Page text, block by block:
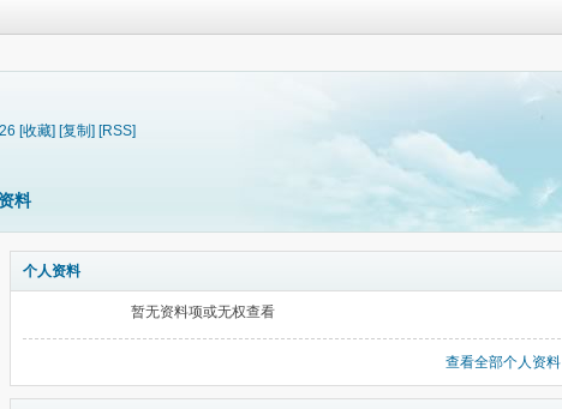
[收藏] [复制] [RSS]
料
个人资料
暂无资料项或无权查看
查看全部个人资料